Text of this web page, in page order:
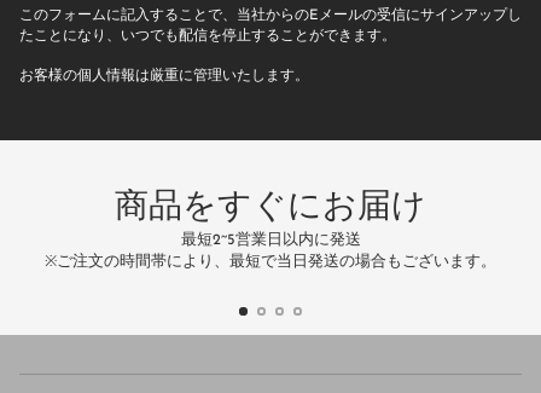
メ
ー
ア
レ
このフォームに記入することで、当社からのEメールの受信にサインアップし
たことになり、いつでも配信を停止することができます。
お客様の個人情報は厳重に管理いたします。
商品をすぐにお届け
最短2~5営業日以内に発送
※ご注文の時間帯により、最短で当日発送の場合もございます。